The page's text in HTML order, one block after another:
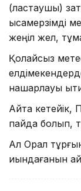
(ластаушы)
жеңіл жел,
Қолайсыз
нашарлауы
Айта кетейік,
пайда болып,
Ал Орал
қиындағанын